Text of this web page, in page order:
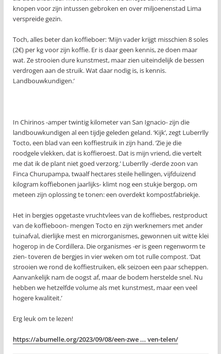
knopen voor zijn intussen gebroken en over miljoenenstad Lima
verspreide gezin.
Toch, alles beter dan koffieboer: ‘Mijn vader krijgt misschien 8 soles
(2€) per kg voor zijn koffie. Er is daar geen kennis, ze doen maar
wat. Ze strooien dure kunstmest, maar zien uiteindelijk de bessen
verdrogen aan de struik. Wat daar nodig is, is kennis.
Landbouwkundigen.’
In Chirinos -amper twintig kilometer van San Ignacio- zijn die
landbouwkundigen al een tijdje geleden geland. ‘Kijk’, zegt Luberrlly
Tocto, een blad van een koffiestruik in zijn hand. ‘Zie je die
roodgele vlekken, dat is koffieroest. Dat is mijn vriend, die vertelt
me dat ik de plant niet goed verzorg.’ Luberrlly -derde zoon van
Finca Churupampa, twaalf hectares steile hellingen, vijfduizend
kilogram koffiebonen jaarlijks- klimt nog een stukje bergop, om
meteen zijn oplossing te tonen: een overdekt kompostfabriekje.
Het in bergjes opgetaste vruchtvlees van de koffiebes, restproduct
van de koffieboon- mengen Tocto en zijn werknemers met ander
tuinafval, dierlijke mest en microrganismes, gewonnen uit witte klei
hogerop in de Cordillera. Die organismes -er is geen regenworm te
zien- toveren de bergjes in vier weken om tot rulle compost. ‘Dat
strooien we rond de koffiestruiken, elk seizoen een paar scheppen.
Aanvankelijk nam de oogst af, maar de bodem herstelde snel. Nu
hebben we hetzelfde volume als met kunstmest, maar een veel
hogere kwaliteit.’
Erg leuk om te lezen!
https://abumelle.org/2023/09/08/een-zwe ... ven-telen/